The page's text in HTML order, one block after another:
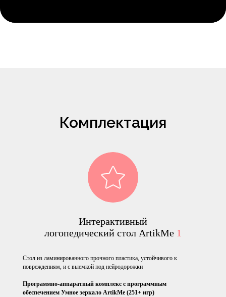
Комплектация
Интерактивный
логопедический стол ArtikMe 1
Стол из ламинированного прочного пластика, устойчивого к
повреждениям, и с выемкой под нейродорожки
Программно-аппаратный комплекс с программным
обеспечением Умное зеркало ArtikMe (251+ игр)